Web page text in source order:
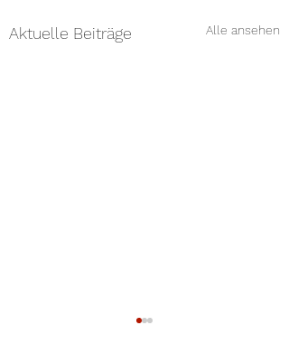
Aktuelle Beiträge Alle ansehen